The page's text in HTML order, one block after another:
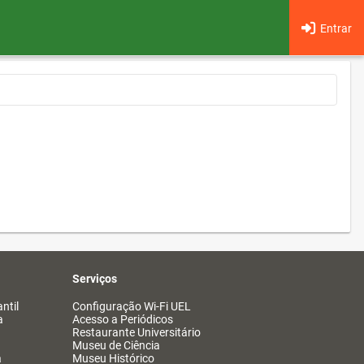
Entrar
Serviços
Configuração Wi-Fi UEL
Acesso a Periódicos
Restaurante Universitário
Museu de Ciência
Museu Histórico